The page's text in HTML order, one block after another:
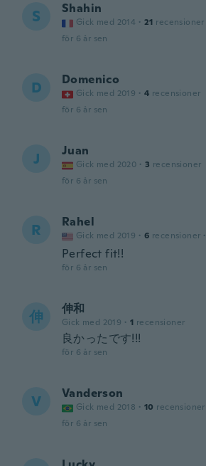
S Shahin
Gick med 2014 · 21 recensioner
för 6 år sen
D Domenico
Gick med 2019 · 4 recensioner
för 6 år sen
J Juan
Gick med 2020 · 3 recensioner
för 6 år sen
R Rahel
Gick med 2019 · 6 recensioner ·
Perfect fit!!
för 6 år sen
伸 伸和
Gick med 2019 · 1 recensioner
良かったです!!!
för 6 år sen
V Vanderson
Gick med 2018 · 10 recensioner
för 6 år sen